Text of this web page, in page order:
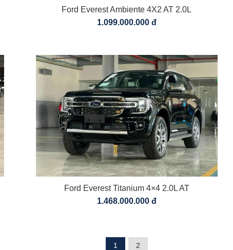
Ford Everest Ambiente 4X2 AT 2.0L
1.099.000.000 đ
Ford Everest Titanium 4×4 2.0L AT
1.468.000.000 đ
1 2